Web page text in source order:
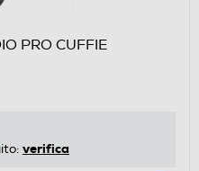
PRO CUFFIE
verifica